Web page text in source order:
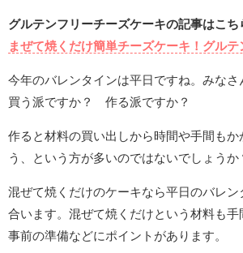
グルテンフリーチーズケーキの記事はこち
まぜて焼くだけ簡単チーズケーキ！グルテ
今年のバレンタインは平日ですね。みな
買う派ですか？ 作る派ですか？
作ると材料の買い出しから時間や手間もか
う、という方が多いのではないでしょうか
混ぜて焼くだけのケーキなら平日のバレン
合います。混ぜて焼くだけという材料も手
事前の準備などにポイントがあります。